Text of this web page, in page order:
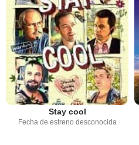
Stay cool
Fecha de estreno desconocida